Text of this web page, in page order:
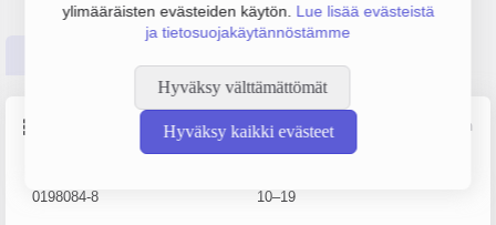
ylimääräisten evästeiden käytön. Lue lisää evästeistä
ja tietosuojakäytännöstämme
Hyväksy välttämättömät
Hyväksy kaikki evästeetLähde: YTJ, PRH, Traficom
0198084-8 10–19